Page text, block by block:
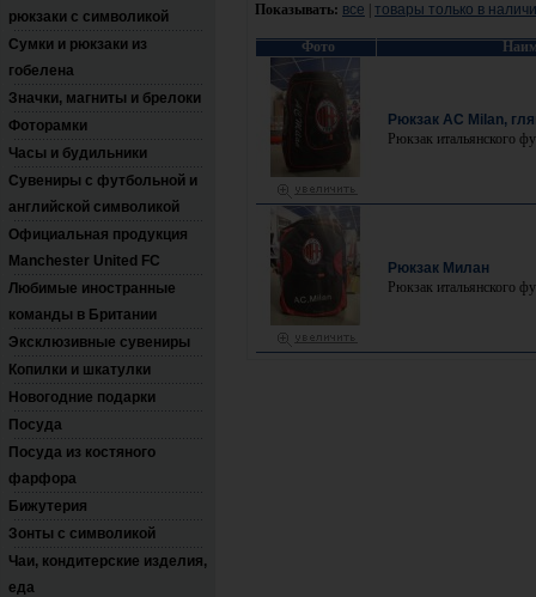
рюкзаки с символикой
Сумки и рюкзаки из
гобелена
Значки, магниты и брелоки
Фоторамки
Часы и будильники
Сувениры с футбольной и
английской символикой
Официальная продукция
Manchester United FC
Любимые иностранные
команды в Британии
Эксклюзивные сувениры
Копилки и шкатулки
Новогодние подарки
Посуда
Посуда из костяного
фарфора
Бижутерия
Зонты с символикой
Чаи, кондитерские изделия,
еда
Показывать: все товары только в
Фото
Рюкзак AC Milan,
Рюкзак итальянского
Рюкзак Милан
Рюкзак итальянского